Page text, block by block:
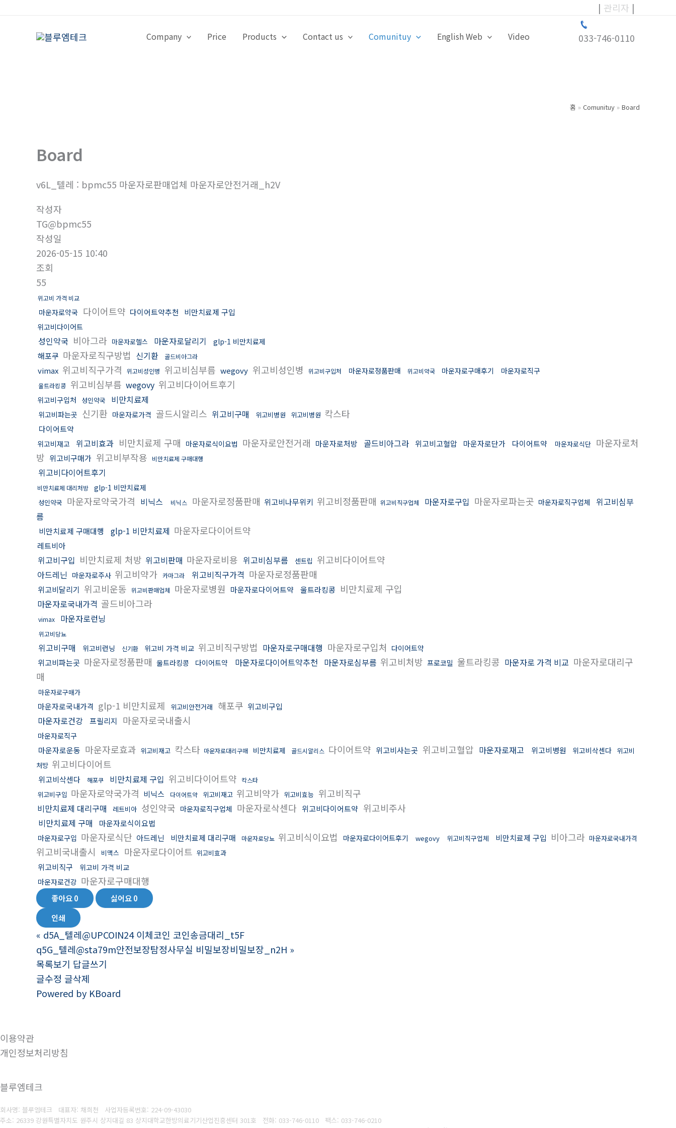
| 관리자 |
Company Price Products Contact us Comunituy English Web Video 033-746-0110
홈 Comunituy Board
Board
v6L_텔레 : bpmc55 마운자로판매업체 마운자로안전거래_h2V
작성자
TG@bpmc55
작성일
2026-05-15 10:40
조회
55
위고비 가격 비교
마운자로약국 다이어트약 다이어트약추천 비만치료제 구입
위고비다이어트
성인약국 비아그라 마운자로헬스 마운자로달리기 glp-1 비만치료제
해포쿠 마운자로직구방법 신기환 골드비아그라
vimax 위고비직구가격 위고비성인병 위고비심부름 wegovy 위고비성인병 위고비구입처 마운자로정품판매 위고비약국 마운자로구매후기 마운자로직구
울트라킹콩 위고비심부름 wegovy 위고비다이어트후기
위고비구입처 성인약국 비만치료제
위고비파는곳 신기환 마운자로가격 골드시알리스 위고비구매 위고비병원 위고비병원 칵스타
다이어트약
위고비재고 위고비효과 비만치료제 구매 마운자로식이요법 마운자로안전거래 마운자로처방 골드비아그라 위고비고혈압 마운자로단가 다이어트약 마운자로식단 마운자로처
방 위고비구매가 위고비부작용 비만치료제 구매대행
위고비다이어트후기
비만치료제 대리처방 glp-1 비만치료제
성인약국 마운자로약국가격 비닉스 비닉스 마운자로정품판매 위고비나무위키 위고비정품판매 위고비직구업체 마운자로구입 마운자로파는곳 마운자로직구업체
위고비심부
름
비만치료제 구매대행 glp-1 비만치료제 마운자로다이어트약
레트비아
위고비구입 비만치료제 처방 위고비판매 마운자로비용 위고비심부름 센트립 위고비다이어트약
아드레닌 마운자로주사 위고비약가 카마그라 위고비직구가격 마운자로정품판매
위고비달리기 위고비운동 위고비판매업체 마운자로병원 마운자로다이어트약 울트라킹콩 비만치료제 구입
마운자로국내가격 골드비아그라
vimax 마운자로런닝
위고비당뇨
위고비구매 위고비런닝 신기환 위고비 가격 비교 위고비직구방법 마운자로구매대행 마운자로구입처 다이어트약
위고비파는곳 마운자로정품판매 울트라킹콩 다이어트약 마운자로다이어트약추천 마운자로심부름 위고비처방 프로코밀 울트라킹콩 마운자로 가격 비교 마운자로대리구
매
마운자로구매가
마운자로국내가격 glp-1 비만치료제 위고비안전거래 해포쿠 위고비구입
마운자로건강 프릴리지 마운자로국내출시
마운자로직구
마운자로운동 마운자로효과 위고비재고 칵스타 마운자로대리구매 비만치료제 골드시알리스 다이어트약 위고비사는곳 위고비고혈압 마운자로재고 위고비병원 위고비삭센다 위고비
처방 위고비다이어트
위고비삭센다 해포쿠 비만치료제 구입 위고비다이어트약 칵스타
위고비구입 마운자로약국가격 비닉스 다이어트약 위고비재고 위고비약가 위고비효능 위고비직구
비만치료제 대리구매 레트비아 성인약국 마운자로직구업체 마운자로삭센다 위고비다이어트약 위고비주사
비만치료제 구매 마운자로식이요법
마운자로구입 마운자로식단 아드레닌 비만치료제 대리구매 마운자로당뇨 위고비식이요법 마운자로다이어트후기 wegovy 위고비직구업체 비만치료제 구입 비아그라 마운자로국내가격
위고비국내출시 비맥스 마운자로다이어트 위고비효과
위고비직구
위고비 가격 비교
마운자로건강 마운자로구매대행
좋아요0 싫어요0
인쇄
« d5A_텔레@UPCOIN24 이체코인 코인송금대리_t5F
q5G_텔레@sta79m안전보장탐정사무실 비밀보장비밀보장_n2H »
목록보기 답글쓰기
글수정 글삭제
Powered by KBoard
이용약관
개인정보처리방침
블루엠테크
회사명: 블루엠테크 대표자: 채희천 사업자등록번호: 224-09-43030
주소: 26339 강원특별자치도 원주시 상지대길 83 상지대학교한방의료기기산업진흥센터 301호 전화: 033-746-0110 팩스: 033-746-0210